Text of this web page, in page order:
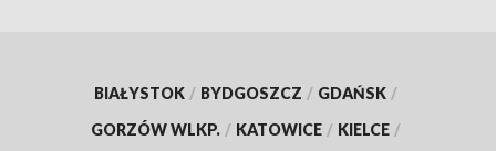
BIAŁYSTOK / BYDGOSZCZ / GDAŃSK /
GORZÓW WLKP. / KATOWICE / KIELCE /